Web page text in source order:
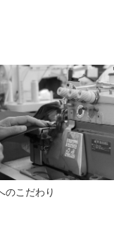
のこだわり